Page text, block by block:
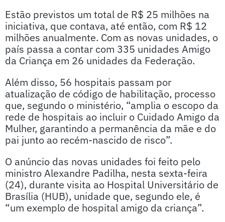
Estão previstos um total de R$ 25 milhões na
iniciativa, que contava, até então, com R$ 12
milhões anualmente. Com as novas unidades, o
país passa a contar com 335 unidades Amigo
da Criança em 26 unidades da Federação.
Além disso, 56 hospitais passam por
atualização de código de habilitação, processo
que, segundo o ministério, “amplia o escopo da
rede de hospitais ao incluir o Cuidado Amigo da
Mulher, garantindo a permanência da mãe e do
pai junto ao recém-nascido de risco”.
O anúncio das novas unidades foi feito pelo
ministro Alexandre Padilha, nesta sexta-feira
(24), durante visita ao Hospital Universitário de
Brasília (HUB), unidade que, segundo ele, é
“um exemplo de hospital amigo da criança”.